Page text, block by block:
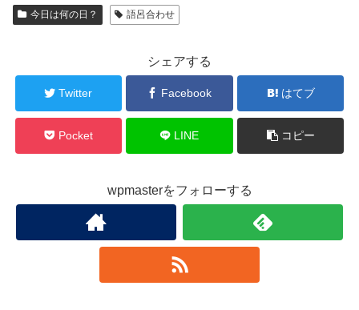
今日は何の日？ 語呂合わせ
シェアする
Twitter Facebook はてブ
Pocket LINE コピー
wpmasterをフォローする